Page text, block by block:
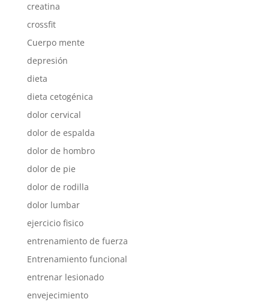
creatina
crossfit
Cuerpo mente
depresión
dieta
dieta cetogénica
dolor cervical
dolor de espalda
dolor de hombro
dolor de pie
dolor de rodilla
dolor lumbar
ejercicio fisico
entrenamiento de fuerza
Entrenamiento funcional
entrenar lesionado
envejecimiento